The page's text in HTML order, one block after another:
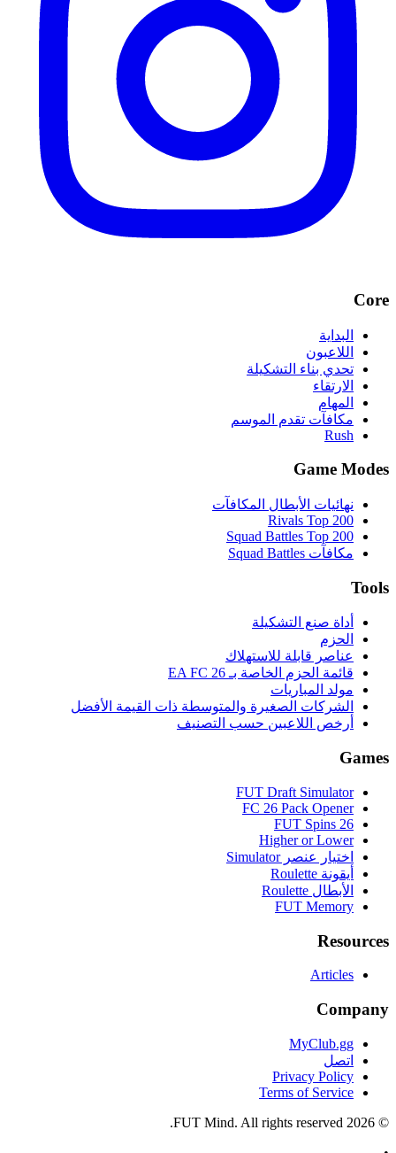
Core
البداية
اللاعبون
تحدي بناء التشكيلة
الارتقاء
المهام
مكافآت تقدم الموسم
Rush
Game Modes
نهائيات الأبطال المكافآت
Rivals Top 200
Squad Battles Top 200
مكافآت Squad Battles
Tools
أداة صنع التشكيلة
الحزم
عناصر قابلة للاستهلاك
قائمة الحزم الخاصة بـ EA FC 26
مولد المباريات
الشركات الصغيرة والمتوسطة ذات القيمة الأفضل
أرخص اللاعبين حسب التصنيف
Games
FUT Draft Simulator
FC 26 Pack Opener
FUT Spins 26
Higher or Lower
اختيار عنصر Simulator
أيقونة Roulette
الأبطال Roulette
FUT Memory
Resources
Articles
Company
MyClub.gg
اتصل
Privacy Policy
Terms of Service
©
2026